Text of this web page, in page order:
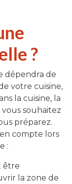
?
dépendra de
votre cuisine,
la cuisine, la
souhaitez
préparez.
compte lors
:
être
la zone de